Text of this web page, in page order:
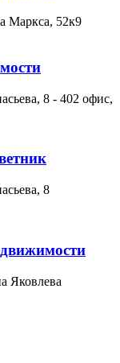
Маркса, 52к9
8 - 402 офис,
8
Яковлева